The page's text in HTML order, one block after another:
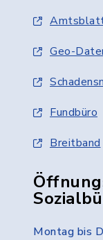
Geo-
Fundbüro
Breitband
Montag bis